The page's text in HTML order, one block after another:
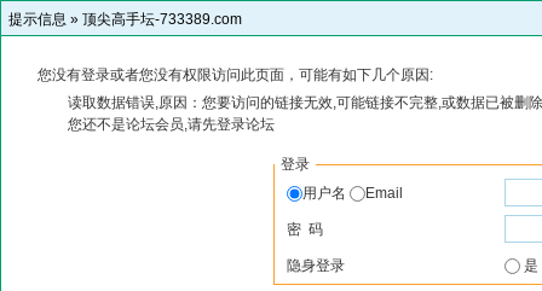
提示信息 » 顶尖高手坛-733389.com
您没有登录或者您没有权限访问此页面，可能有如下几个原因:
读取数据错误,原因：您要访问的链接无效,可能链接不完整,或数据已被删
您还不是论坛会员,请先登录论坛
登录
用户名
Email
密 码
隐身登录